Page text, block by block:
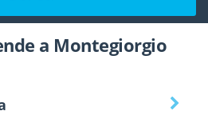
a Montegiorgio